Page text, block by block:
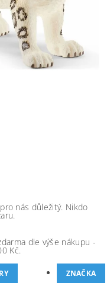
nás důležitý. Nikdo
dle výše nákupu -
Kč.
ZNAČKA